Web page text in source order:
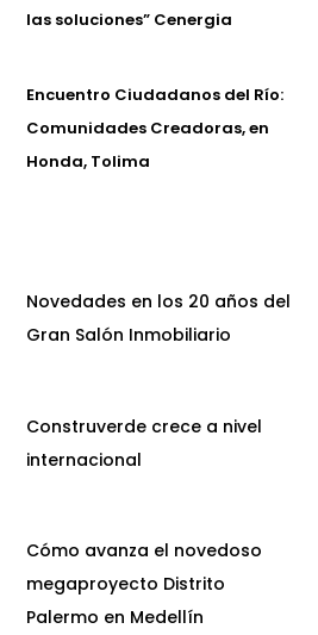
las soluciones” Cenergia
Encuentro Ciudadanos del Río:
Comunidades Creadoras, en
Honda, Tolima
Novedades en los 20 años del
Gran Salón Inmobiliario
Construverde crece a nivel
internacional
Cómo avanza el novedoso
megaproyecto Distrito
Palermo en Medellín